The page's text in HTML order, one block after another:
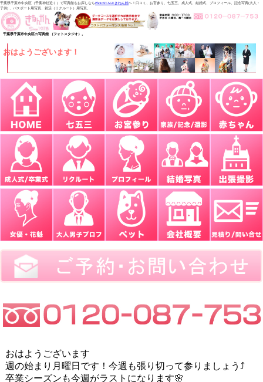
千葉県千葉市中央区（千葉神社近く）で写真館をお探しならPhotoSTAGEきねん館へ！口コミ、お宮参り、七五三、成人式、結婚式、プロフィール、記念写真(大人・
子供) 、パスポート用写真、就活（リクルート）用写真。
千葉県千葉市中央区の写真館 （フォトスタジオ）。
おはようございます！
おはようございます
週の始まり月曜日です！今週も張り切って参りましょう⤴
卒業シーズンも今週がラストになります🌸